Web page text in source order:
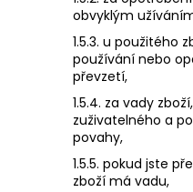
obvyklým
1.5.3. u použitého
používání nebo
převzetí,
1.5.4. za vady
zuživatelného a
povahy,
1.5.5. pokud jste
zboží má vadu,
ZONGSHEN